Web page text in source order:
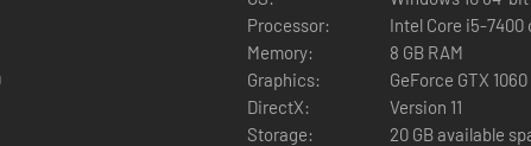
Processor:
Intel Core i5-7400
Memory:
8 GB RAM
Graphics:
GeForce GTX
DirectX:
Version 11
Storage:
20 GB available